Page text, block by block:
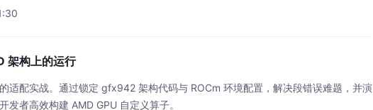
架构上的运行
适配实战。通过锁定 gfx942 架构代码与 ROCm 环境配置，解决段错误难题，并演
者高效构建 AMD GPU 自定义算子。